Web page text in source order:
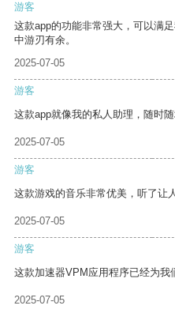
游客
这款app的功能非常强大，可以满
中游刃有余。
2025-07-05
游客
这款app就像我的私人助理，随时
2025-07-05
游客
这款游戏的音乐非常优美，听了让
2025-07-05
游客
这款加速器VPM应用程序已经为我
2025-07-05